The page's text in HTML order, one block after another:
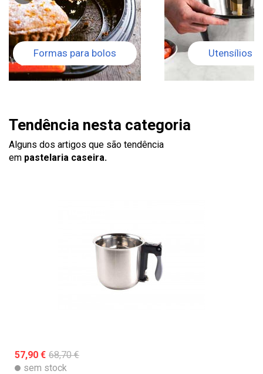
Formas para bolos Utensílios
Tendência nesta categoria
Alguns dos artigos que são tendência
em pastelaria caseira.
57,90 € 68,70 €
sem stock